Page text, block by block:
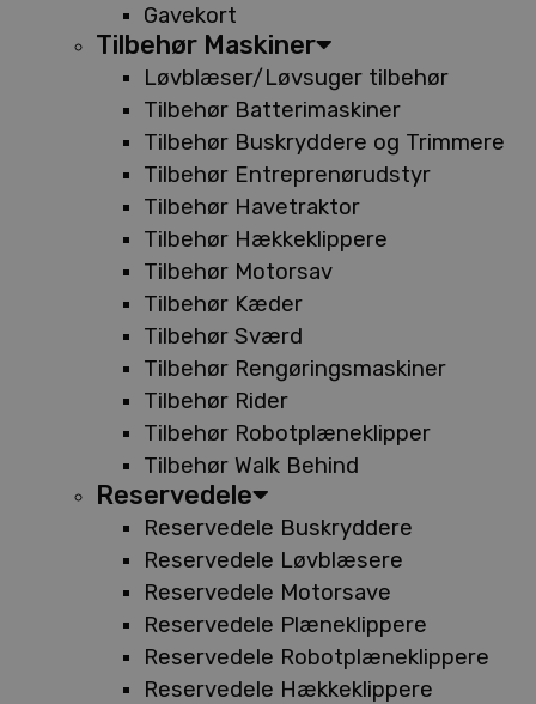
Gavekort
Tilbehør Maskiner
Løvblæser/Løvsuger tilbehør
Tilbehør Batterimaskiner
Tilbehør Buskryddere og Trimmere
Tilbehør Entreprenørudstyr
Tilbehør Havetraktor
Tilbehør Hækkeklippere
Tilbehør Motorsav
Tilbehør Kæder
Tilbehør Sværd
Tilbehør Rengøringsmaskiner
Tilbehør Rider
Tilbehør Robotplæneklipper
Tilbehør Walk Behind
Reservedele
Reservedele Buskryddere
Reservedele Løvblæsere
Reservedele Motorsave
Reservedele Plæneklippere
Reservedele Robotplæneklippere
Reservedele Hækkeklippere